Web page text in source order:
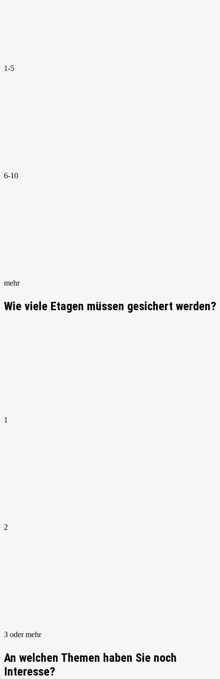
1-5
6-10
mehr
Wie viele Etagen müssen gesichert werden?
1
2
3 oder mehr
An welchen Themen haben Sie noch
Interesse?